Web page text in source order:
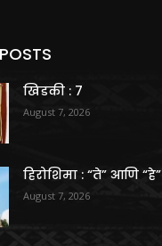
खिडकी : 7
August 7, 2026
हिरोशिमा : “ते” आणि “हे”
August 7, 2026